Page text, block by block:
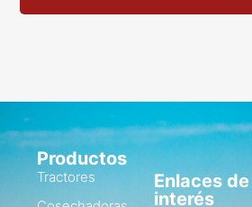
Productos
Tractores
Enlaces de
interés